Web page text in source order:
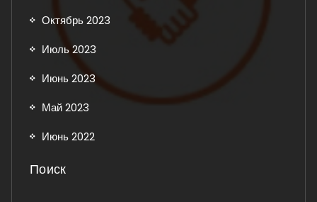
Октябрь 2023
Июль 2023
Июнь 2023
Май 2023
Июнь 2022
Поиск